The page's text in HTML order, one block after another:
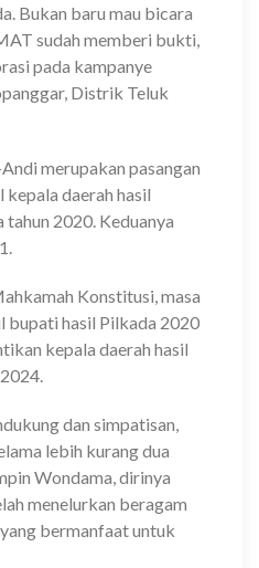
Bukan baru mau bicara
sudah memberi bukti,
pada kampanye
Distrik Teluk
merupakan pasangan
kepala daerah hasil
2020. Keduanya
Konstitusi, masa
bupati hasil Pilkada 2020
kepala daerah hasil
dan simpatisan,
lebih kurang dua
Wondama, dirinya
menelurkan beragam
bermanfaat untuk